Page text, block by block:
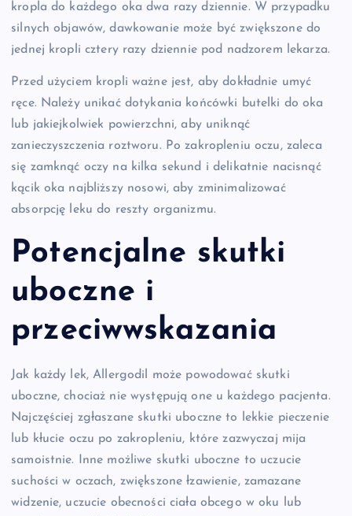
kropla do każdego oka dwa razy dziennie. W przypadku
silnych objawów, dawkowanie może być zwiększone do
jednej kropli cztery razy dziennie pod nadzorem lekarza.
Przed użyciem kropli ważne jest, aby dokładnie umyć
ręce. Należy unikać dotykania końcówki butelki do oka
lub jakiejkolwiek powierzchni, aby uniknąć
zanieczyszczenia roztworu. Po zakropleniu oczu, zaleca
się zamknąć oczy na kilka sekund i delikatnie nacisnąć
kącik oka najbliższy nosowi, aby zminimalizować
absorpcję leku do reszty organizmu.
Potencjalne skutki
uboczne i
przeciwwskazania
Jak każdy lek, Allergodil może powodować skutki
uboczne, chociaż nie występują one u każdego pacjenta.
Najczęściej zgłaszane skutki uboczne to lekkie pieczenie
lub kłucie oczu po zakropleniu, które zazwyczaj mija
samoistnie. Inne możliwe skutki uboczne to uczucie
suchości w oczach, zwiększone łzawienie, zamazane
widzenie, uczucie obecności ciała obcego w oku lub